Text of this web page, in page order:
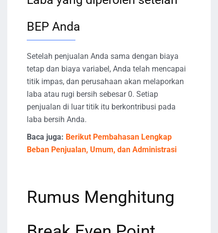
BEP Anda
Setelah penjualan Anda sama dengan biaya
tetap dan biaya variabel, Anda telah mencapai
titik impas, dan perusahaan akan melaporkan
laba atau rugi bersih sebesar 0. Setiap
penjualan di luar titik itu berkontribusi pada
laba bersih Anda.
Baca juga: Berikut Pembahasan Lengkap
Beban Penjualan, Umum, dan Administrasi
Rumus Menghitung